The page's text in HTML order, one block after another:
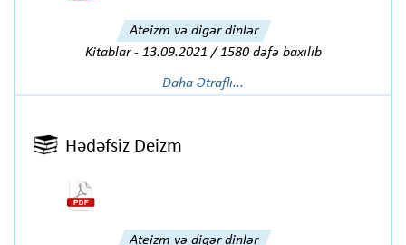
Ateizm və digər dinlər
Kitablar- 13.09.2021 / 1580 dəfə baxılıb
Daha Ətraflı...
Hədəfsiz Deizm
Ateizm və digər dinlər